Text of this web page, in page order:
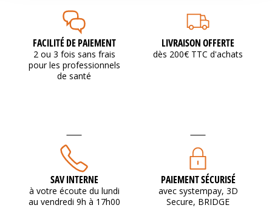
FACILITÉ DE PAIEMENT
2 ou 3 fois sans frais
pour les professionnels
de santé
LIVRAISON OFFERTE
dès 200€ TTC d'achats
SAV INTERNE
à votre écoute du lundi
au vendredi 9h à 17h00
PAIEMENT SÉCURISÉ
avec systempay, 3D
Secure, BRIDGE